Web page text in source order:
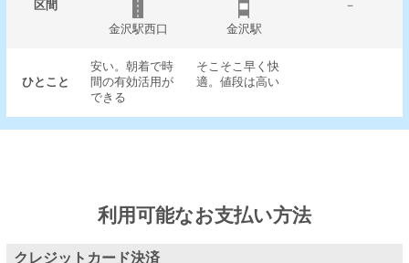
区間
－
金沢駅西口
金沢駅
ひとこと
安い。朝着で時
間の有効活用が
できる
そこそこ早く快
適。値段は高い
利用可能なお支払い方法
クレジットカード決済